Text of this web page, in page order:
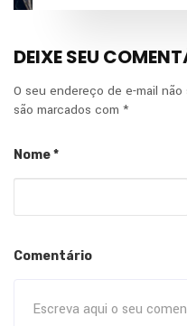
DEIXE SEU
O seu endereço de e-mail
são marcados com *
Nome*
Comentário